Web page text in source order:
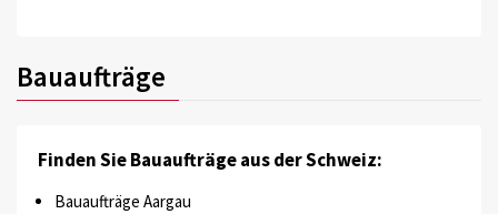
Bauaufträge
Finden Sie Bauaufträge aus der Schweiz:
Bauaufträge Aargau